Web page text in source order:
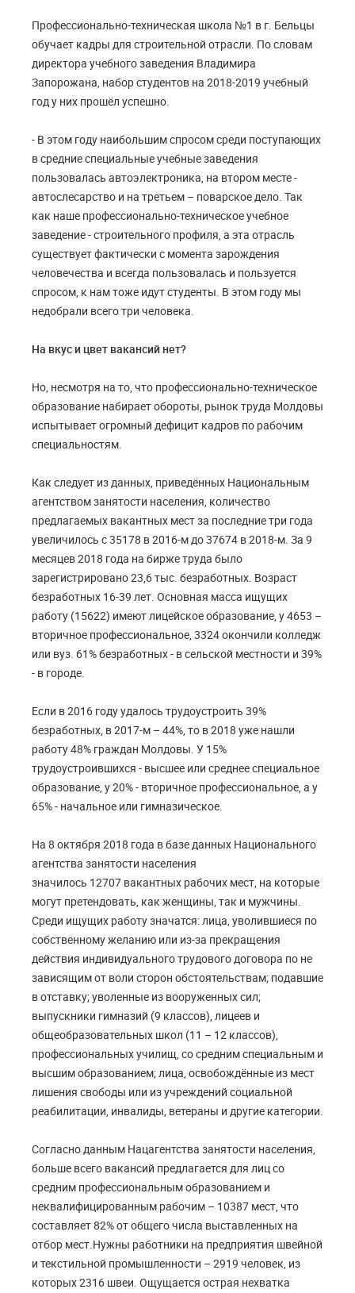
Профессионально-техническая школа №1 в г. Бельцы
обучает кадры для строительной отрасли. По словам
директора учебного заведения Владимира
Запорожана, набор студентов на 2018-2019 учебный
год у них прошёл успешно.
- В этом году наибольшим спросом среди поступающих
в средние специальные учебные заведения
пользовалась автоэлектроника, на втором месте -
автослесарство и на третьем – поварское дело. Так
как наше профессионально-техническое учебное
заведение - строительного профиля, а эта отрасль
существует фактически с момента зарождения
человечества и всегда пользовалась и пользуется
спросом, к нам тоже идут студенты. В этом году мы
недобрали всего три человека.
На вкус и цвет вакансий нет?
Но, несмотря на то, что профессионально-техническое
образование набирает обороты, рынок труда Молдовы
испытывает огромный дефицит кадров по рабочим
специальностям.
Как следует из данных, приведённых Национальным
агентством занятости населения, количество
предлагаемых вакантных мест за последние три года
увеличилось с 35178 в 2016-м до 37674 в 2018-м. За 9
месяцев 2018 года на бирже труда было
зарегистрировано 23,6 тыс. безработных. Возраст
безработных 16-39 лет. Основная масса ищущих
работу (15622) имеют лицейское образование, у 4653 –
вторичное профессиональное, 3324 окончили колледж
или вуз. 61% безработных - в сельской местности и 39%
- в городе.
Если в 2016 году удалось трудоустроить 39%
безработных, в 2017-м – 44%, то в 2018 уже нашли
работу 48% граждан Молдовы. У 15%
трудоустроившихся - высшее или среднее специальное
образование, у 20% - вторичное профессиональное, а у
65% - начальное или гимназическое.
На 8 октября 2018 года в базе данных Национального
агентства занятости населения
значилось 12707 вакантных рабочих мест, на которые
могут претендовать, как женщины, так и мужчины.
Среди ищущих работу значатся: лица, уволившиеся по
собственному желанию или из-за прекращения
действия индивидуального трудового договора по не
зависящим от воли сторон обстоятельствам; подавшие
в отставку; уволенные из вооруженных сил;
выпускники гимназий (9 классов), лицеев и
общеобразовательных школ (11 – 12 классов),
профессиональных училищ, со средним специальным и
высшим образованием; лица, освобождённые из мест
лишения свободы или из учреждений социальной
реабилитации, инвалиды, ветераны и другие категории.
Согласно данным Нацагентства занятости населения,
больше всего вакансий предлагается для лиц со
средним профессиональным образованием и
неквалифицированным рабочим – 10387 мест, что
составляет 82% от общего числа выставленных на
отбор мест.Нужны работники на предприятия швейной
и текстильной промышленности – 2919 человек, из
которых 2316 швеи. Ощущается острая нехватка